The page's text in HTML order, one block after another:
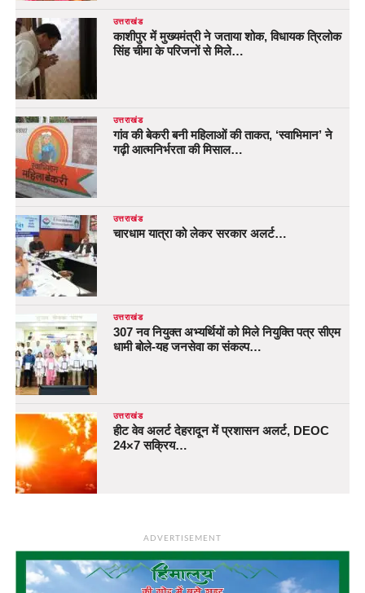
उत्तराखंड
काशीपुर में मुख्यमंत्री ने जताया शोक, विधायक त्रिलोक
सिंह चीमा के परिजनों से मिले…
उत्तराखंड
गांव की बेकरी बनी महिलाओं की ताकत, ‘स्वाभिमान’ ने
गढ़ी आत्मनिर्भरता की मिसाल…
उत्तराखंड
चारधाम यात्रा को लेकर सरकार अलर्ट…
उत्तराखंड
307 नव नियुक्त अभ्यर्थियों को मिले नियुक्ति पत्र सीएम
धामी बोले-यह जनसेवा का संकल्प…
उत्तराखंड
हीट वेव अलर्ट देहरादून में प्रशासन अलर्ट, DEOC
24×7 सक्रिय…
ADVERTISEMENT